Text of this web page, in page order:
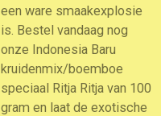
een ware smaakexplosie
is. Bestel vandaag nog
onze Indonesia Baru
kruidenmix/boemboe
speciaal Ritja Ritja van 100
gram en laat de exotische